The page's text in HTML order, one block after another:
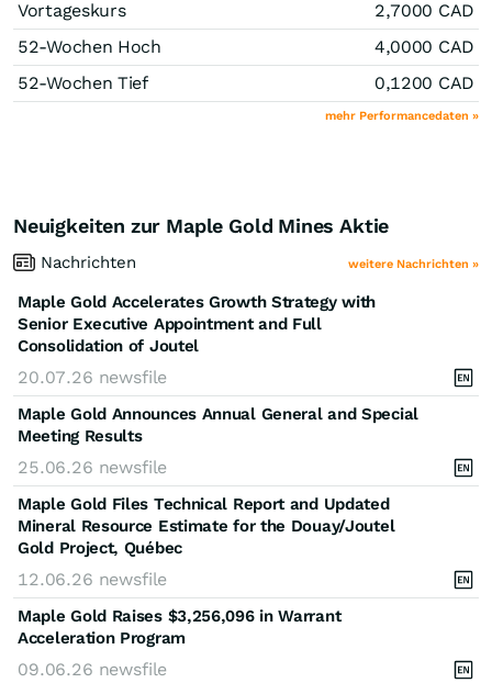
Vortageskurs 2,7000 CAD
52-Wochen Hoch
4,0000 CAD
52-Wochen Tief
0,1200 CAD
mehr Performancedaten »
Neuigkeiten zur Maple Gold Mines Aktie
Nachrichten weitere Nachrichten »
Maple Gold Accelerates Growth Strategy with
Senior Executive Appointment and Full
Consolidation of Joutel
20.07.26 newsfile
Maple Gold Announces Annual General and Special
Meeting Results
25.06.26 newsfile
Maple Gold Files Technical Report and Updated
Mineral Resource Estimate for the Douay/Joutel
Gold Project, Québec
12.06.26 newsfile
Maple Gold Raises $3,256,096 in Warrant
Acceleration Program
09.06.26 newsfile